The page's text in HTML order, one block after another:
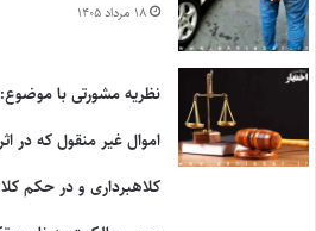
۱۸ مرداد ۱۴۰۵
نظریه مشورتی با
اموال غیر منقول که در
کلاهبرداری و در حکم